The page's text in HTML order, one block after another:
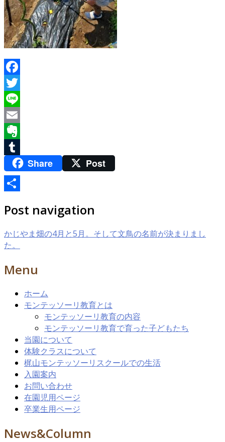
Facebook
Twitter
Line
Email
Evernote
TumblrShare Post
有
Post navigation
かじやま畑の4月と5月。そして文鳥の名前が決まりまし
た。
Menu
ホーム
モンテッソーリ教育とは
モンテッソーリ教育の内容
モンテッソーリ教育で育った子どもたち
当園について
体験クラスについて
梶山モンテッソーリスクールでの生活
入園案内
お問い合わせ
在園児用ページ
卒業生用ページ
News&Column